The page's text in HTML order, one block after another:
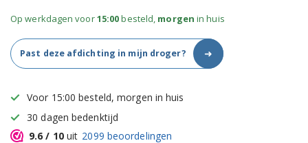
Op werkdagen voor15:00besteld, morgen in huis
Past deze afdichting in mijn droger? ➜
Voor 15:00 besteld, morgen in huis
30 dagen bedenktijd
9.6 / 10uit 2099 beoordelingen